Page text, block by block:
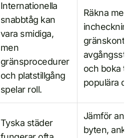
Internationella
snabbtåg kan
vara smidiga,
men
gränsprocedurer
och platstillgång
spelar roll.
Räkna med
incheckning
och boka
populära
Tyska städer
Jämför antal
byten,